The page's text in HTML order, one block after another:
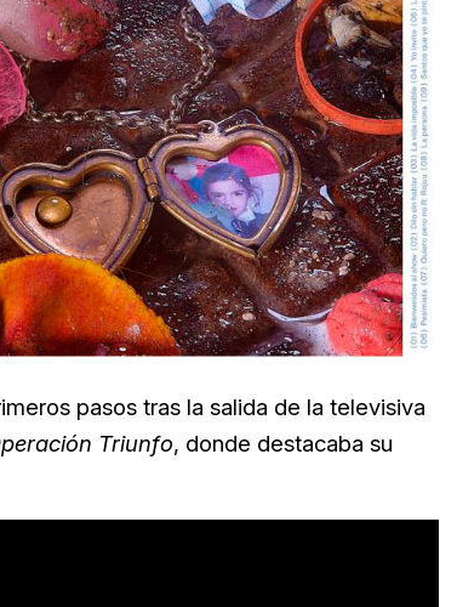
pasos tras la salida de la televisiva
Triunfo, donde destacaba su